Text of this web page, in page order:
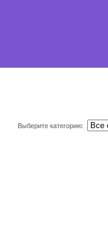
Выберите категорию: